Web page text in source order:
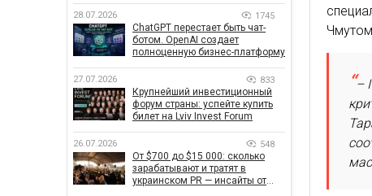
Чмутом.
–
28.07.2026 1745
ChatGPT перестает быть чат-
ботом. OpenAI создает
полноценную бизнес-платформу
27.07.2026 833
Крупнейший инвестиционный
форум страны: успейте купить
билет на Lviv Invest Forum
26.07.2026 548
От $700 до $15 000: сколько
зарабатывают и тратят в
украинском PR — инсайты от